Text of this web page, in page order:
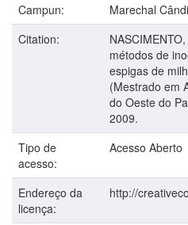
Campun:
Marechal
Citation:
métodos de
espigas de
(Mestrado em
do Oeste do
2009.
Tipo de
acesso:
Acesso Aberto
Endereço da
licença:
http://